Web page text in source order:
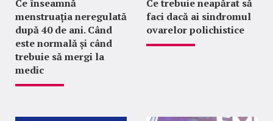
Ce înseamnă
menstruația neregulată
după 40 de ani. Când
este normală și când
trebuie să mergi la
medic
Ce trebuie neapărat să
faci dacă ai sindromul
ovarelor polichistice